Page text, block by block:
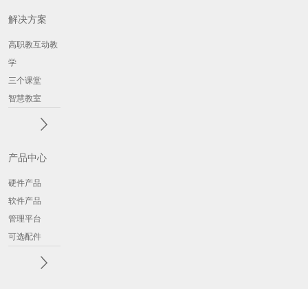
解决方案
高职教互动教
学
三个课堂
智慧教室
产品中心
硬件产品
软件产品
管理平台
可选配件